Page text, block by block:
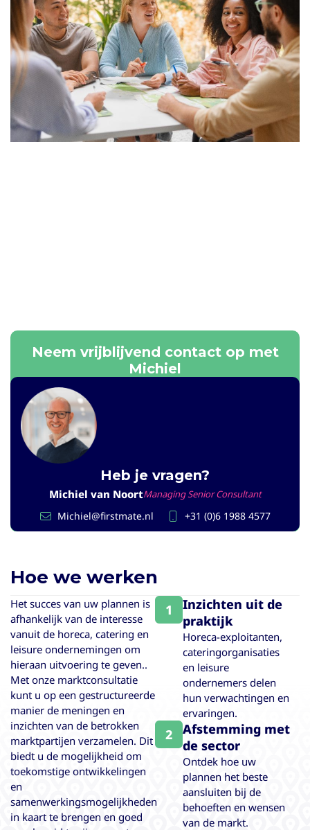
Neem vrijblijvend contact op met
Michiel
Heb je vragen?
Michiel van NoortManaging Senior Consultant
Michiel@firstmate.nl +31 (0)6 1988 4577
Hoe we werken
Het succes van uw plannen is
afhankelijk van de interesse
vanuit de horeca, catering en
leisure ondernemingen om
hieraan uitvoering te geven..
Met onze marktconsultatie
kunt u op een gestructureerde
manier de meningen en
inzichten van de betrokken
marktpartijen verzamelen. Dit
biedt u de mogelijkheid om
toekomstige ontwikkelingen
en
samenwerkingsmogelijkheden
in kaart te brengen en goed
1
Inzichten uit de
praktijk
Horeca-exploitanten,
cateringorganisaties
en leisure
ondernemers delen
hun verwachtingen en
ervaringen.
2
Afstemming met
de sector
Ontdek hoe uw
plannen het beste
aansluiten bij de
behoeften en wensen
van de markt.